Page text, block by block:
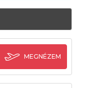
MEGNÉZEM